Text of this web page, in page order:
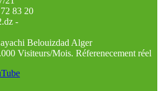
83 20
-
Belouizdad Alger
Visiteurs/Mois. Réferenecement réel